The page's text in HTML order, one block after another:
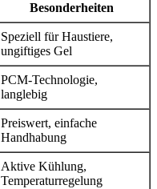
Besonderheiten
Speziell für Haustiere,
ungiftiges Gel
PCM-Technologie,
langlebig
Preiswert, einfache
Handhabung
Aktive Kühlung,
Temperaturregelung